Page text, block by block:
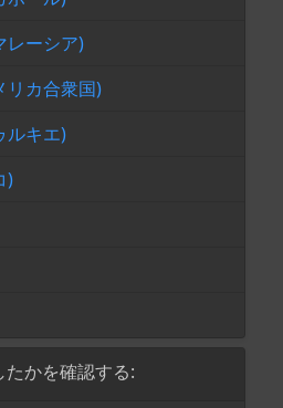
レーシア)
リカ合衆国)
ルキエ)
)
かを確認する: